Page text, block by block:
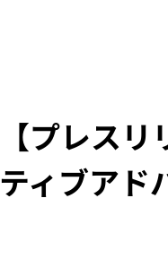
【プレス
ティブアド